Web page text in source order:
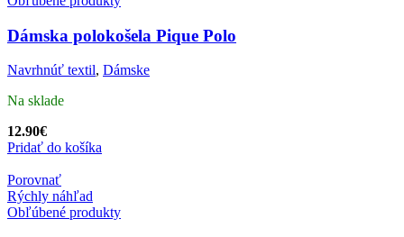
Dámska polokošela Pique Polo
Navrhnúť textil, Dámske
Na sklade
12.90€
Pridať do košíka
Porovnať
Rýchly náhľad
Obľúbené produkty